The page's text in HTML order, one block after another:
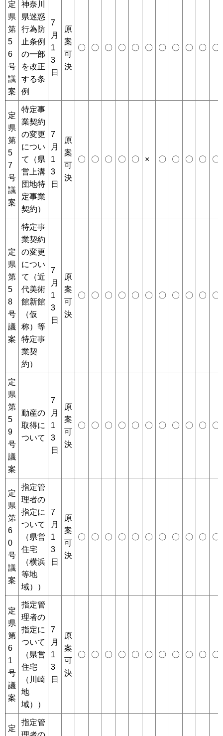
定
県
第
5
6
号
議
案
神奈川
県迷惑
行為防
止条例
の一部
を改正
する条
例
7
月
1
3
日
原
案
可
決
〇 〇 〇 〇 〇 〇 〇 〇 〇 〇 〇
定
県
第
5
7
号
議
案
特定事
業契約
の変更
につい
て（県
営上溝
団地特
定事業
契約）
7
月
1
3
日
原
案
可
決
〇 〇 〇 〇 〇 × 〇 〇 〇 〇 〇
定
県
第
5
8
号
議
案
特定事
業契約
の変更
につい
て（近
代美術
館新館
（仮
称）等
特定事
業契
約）
7
月
1
3
日
原
案
可
決
〇 〇 〇 〇 〇 〇 〇 〇 〇 〇 〇
定
県
第
5
9
号
議
案
動産の
取得に
ついて
7
月
1
3
日
原
案
可
決
〇 〇 〇 〇 〇 〇 〇 〇 〇 〇 〇
定
県
第
6
0
号
議
案
指定管
理者の
指定に
ついて
（県営
住宅
（横浜
等地
域））
7
月
1
3
日
原
案
可
決
〇 〇 〇 〇 〇 〇 〇 〇 〇 〇 〇
定
県
第
6
1
号
議
案
指定管
理者の
指定に
ついて
（県営
住宅
（川崎
地
域））
7
月
1
3
日
原
案
可
決
〇 〇 〇 〇 〇 〇 〇 〇 〇 〇 〇
定
指定管